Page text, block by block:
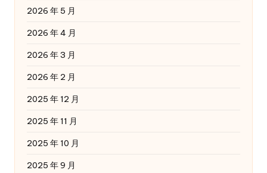
2026 年 5 月
2026 年 4 月
2026 年 3 月
2026 年 2 月
2025 年 12 月
2025 年 11 月
2025 年 10 月
2025 年 9 月